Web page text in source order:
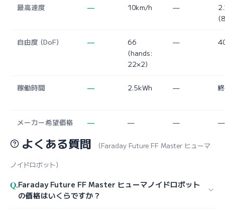
最高速度 — 10km/h —
自由度 (DoF) —
66
(hands:
22×2)
—
稼働時間 — 2.5kWh —
メーカー希望価格 — — — —
よくある質問
（Faraday Future FF Master ヒューマ
ノイドロボット）
Q.Faraday Future FF Master ヒューマノイドロボット
の価格はいくらですか？